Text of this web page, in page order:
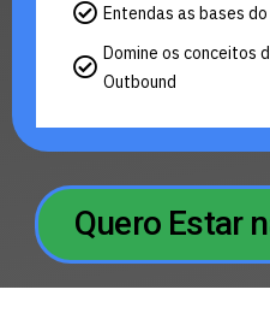
Entendas as bases
Domine os conceitos
Outbound
Quero Estar